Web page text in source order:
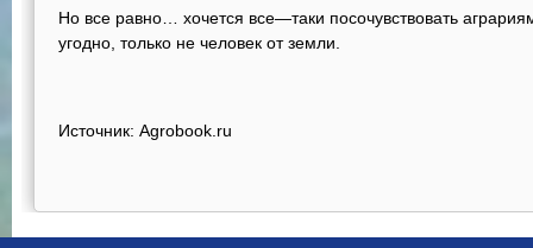
Но все равно… хочется все—таки посочувствовать
угодно, только не человек от земли.
Источник: Agrobook.ru